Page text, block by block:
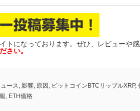
になっております。ぜひ、レビューや感
さい。
ース 影響 原因 ビットコインBTCリップルXRP,
ETH価格